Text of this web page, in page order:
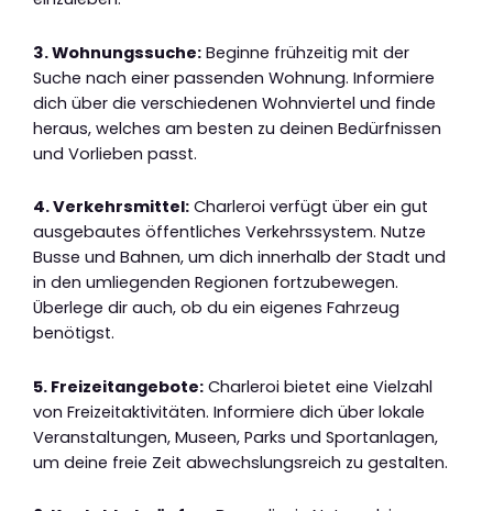
3. Wohnungssuche: Beginne frühzeitig mit der
Suche nach einer passenden Wohnung. Informiere
dich über die verschiedenen Wohnviertel und finde
heraus, welches am besten zu deinen Bedürfnissen
und Vorlieben passt.
4. Verkehrsmittel: Charleroi verfügt über ein gut
ausgebautes öffentliches Verkehrssystem. Nutze
Busse und Bahnen, um dich innerhalb der Stadt und
in den umliegenden Regionen fortzubewegen.
Überlege dir auch, ob du ein eigenes Fahrzeug
benötigst.
5. Freizeitangebote: Charleroi bietet eine Vielzahl
von Freizeitaktivitäten. Informiere dich über lokale
Veranstaltungen, Museen, Parks und Sportanlagen,
um deine freie Zeit abwechslungsreich zu gestalten.